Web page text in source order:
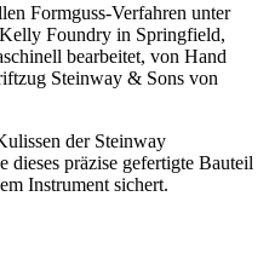
Formguss-Verfahren unter
Foundry in Springfield,
bearbeitet, von Hand
Steinway & Sons von
der Steinway
präzise gefertigte Bauteil
Instrument sichert.